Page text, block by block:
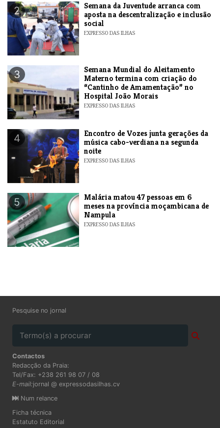
2
Semana da Juventude arranca com
aposta na descentralização e inclusão
social
EXPRESSO DAS ILHAS
3
Semana Mundial do Aleitamento
Materno termina com criação do
“Cantinho de Amamentação” no
Hospital João Morais
EXPRESSO DAS ILHAS
4
Encontro de Vozes junta gerações da
música cabo-verdiana na segunda
noite
EXPRESSO DAS ILHAS
5
​Malária matou 47 pessoas em 6
meses na província moçambicana de
Nampula
EXPRESSO DAS ILHAS
Pesquise no jornal
Contactos
Redacção da Praia:
Tel/Fax: +238 261 98 07 / 08
E-mail:jornal @ expressodasilhas.cv
Num relance
Ficha técnica
Estatuto Editorial